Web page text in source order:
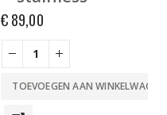
€89,00
TOEVOEGEN AAN WINKELWAGEN